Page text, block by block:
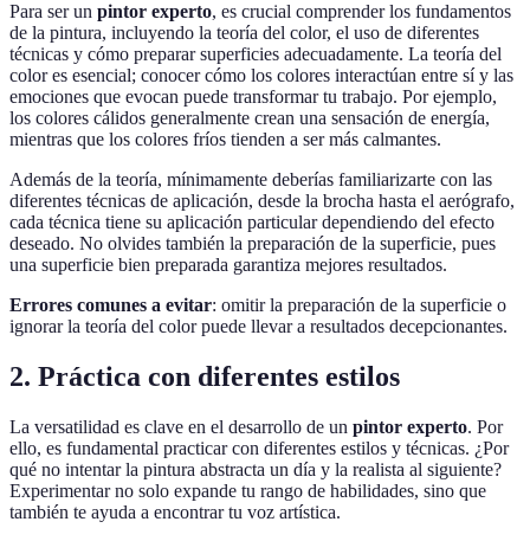
Para ser un pintor experto, es crucial comprender los fundamentos
de la pintura, incluyendo la teoría del color, el uso de diferentes
técnicas y cómo preparar superficies adecuadamente. La teoría del
color es esencial; conocer cómo los colores interactúan entre sí y las
emociones que evocan puede transformar tu trabajo. Por ejemplo,
los colores cálidos generalmente crean una sensación de energía,
mientras que los colores fríos tienden a ser más calmantes.
Además de la teoría, mínimamente deberías familiarizarte con las
diferentes técnicas de aplicación, desde la brocha hasta el aerógrafo,
cada técnica tiene su aplicación particular dependiendo del efecto
deseado. No olvides también la preparación de la superficie, pues
una superficie bien preparada garantiza mejores resultados.
Errores comunes a evitar: omitir la preparación de la superficie o
ignorar la teoría del color puede llevar a resultados decepcionantes.
2. Práctica con diferentes estilos
La versatilidad es clave en el desarrollo de un pintor experto. Por
ello, es fundamental practicar con diferentes estilos y técnicas. ¿Por
qué no intentar la pintura abstracta un día y la realista al siguiente?
Experimentar no solo expande tu rango de habilidades, sino que
también te ayuda a encontrar tu voz artística.